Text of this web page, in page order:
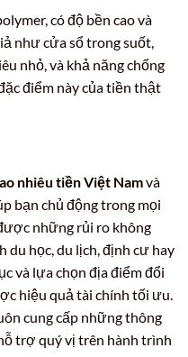
có độ bền cao và
như cửa sổ trong suốt,
nhỏ, và khả năng chống
điểm này của tiền thật
nhiêu tiền Việt Namvà
bạn chủ động trong mọi
những rủi ro không
du học, du lịch, định cư hay
và lựa chọn địa điểm đổi
hiệu quả tài chính tối ưu.
cung cấp những thông
trợ quý vị trên hành trình